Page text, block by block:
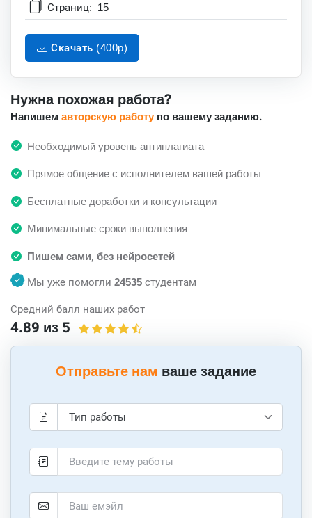
Страниц: 15
Скачать (400p)
Нужна похожая работа?
Напишем авторскую работу по вашему заданию.
Необходимый уровень антиплагиата
Прямое общение с исполнителем вашей работы
Бесплатные доработки и консультации
Минимальные сроки выполнения
Пишем сами, без нейросетей
Мы уже помогли 24535 студентам
Средний балл наших работ
4.89 из 5
Отправьте нам ваше задание